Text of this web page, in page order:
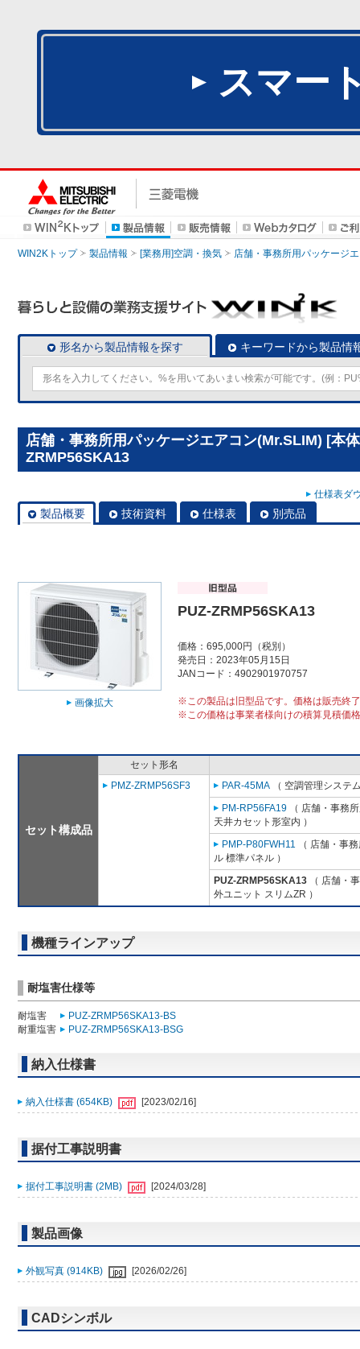
スマー
WIN2Kトップ 製品情報 [業務用]空調・換気 店舗・事務所用パッケージ
形名から製品情報を探す キーワードから製品情
店舗・事務所用パッケージエアコン(Mr.SLIM) [本
ZRMP56SKA13
仕様表ダ
製品概要 技術資料 仕様表 別売品
画像拡大
PUZ-ZRMP56SKA13
価格：695,000円（税別）
発売日：2023年05月15日
JANコード：4902901970757
※この製品は旧型品です。価格は販売終
※この価格は事業者様向けの積算見積価
セット構成品
セット形名
PMZ-ZRMP56SF3
PAR-45MA （ 空調管理システ
PM-RP56FA19 （ 店舗・事務
天井カセット形室内 ）
PMP-P80FWH11 （ 店舗・事
ル 標準パネル ）
PUZ-ZRMP56SKA13 （ 店舗・
外ユニット スリムZR ）
機種ラインアップ
耐塩害仕様等
耐塩害
PUZ-ZRMP56SKA13-BS
耐重塩害
PUZ-ZRMP56SKA13-BSG
納入仕様書
納入仕様書 (654KB) [2023/02/16]
据付工事説明書
据付工事説明書 (2MB) [2024/03/28]
製品画像
外観写真 (914KB) [2026/02/26]
CADシンボル